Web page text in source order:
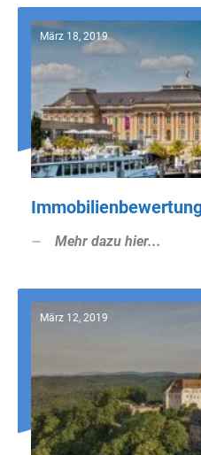
März 18, 2019
Mehr dazu hier...
März 12, 2019